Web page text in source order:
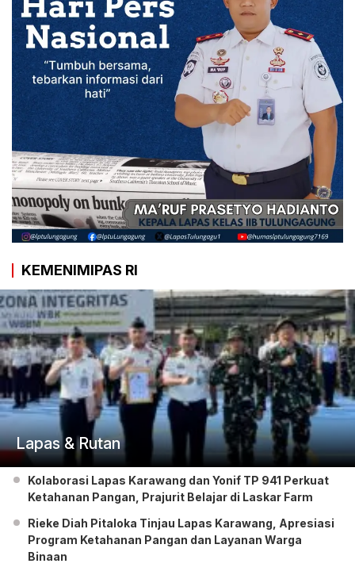
KEMENIMIPAS RI
Lapas & Rutan
Kolaborasi Lapas Karawang dan Yonif TP 941 Perkuat
Ketahanan Pangan, Prajurit Belajar di Laskar Farm
Rieke Diah Pitaloka Tinjau Lapas Karawang, Apresiasi
Program Ketahanan Pangan dan Layanan Warga
Binaan